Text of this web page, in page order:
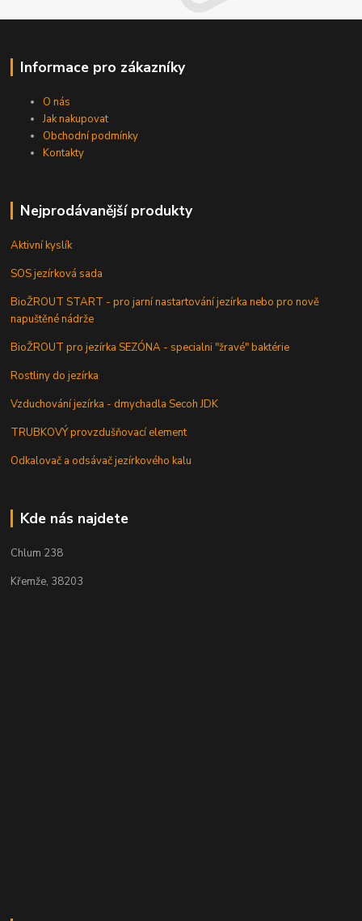
Informace pro zákazníky
O nás
Jak nakupovat
Obchodní podmínky
Kontakty
Nejprodávanější produkty
Aktivní kyslík
SOS jezírková sada
BioŽROUT START - pro jarní nastartování jezírka nebo pro nově
napuštěné nádrže
BioŽROUT pro jezírka SEZÓNA - specialni "žravé" baktérie
Rostliny do jezírka
Vzduchování jezírka - dmychadla Secoh JDK
TRUBKOVÝ provzdušňovací element
Odkalovač a odsávač jezírkového kalu
Kde nás najdete
Chlum 238
Křemže, 38203